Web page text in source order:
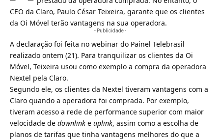
CEO da Claro, Paulo César Teixeira, garante que os clientes
da Oi Móvel terão vantagens na sua operadora.
- Publicidade -
A declaração foi feita no webinar do Painel Telebrasil
realizado ontem (21). Para tranquilizar os clientes da Oi
Móvel, Teixeira usou como exemplo a compra da operadora
Nextel pela Claro.
Segundo ele, os clientes da Nextel tiveram vantagens com a
Claro quando a operadora foi comprada. Por exemplo,
tiveram acesso a rede de performance superior com maior
velocidade de downlink e uplink, assim como a escolha de
planos de tarifas que tinha vantagens melhores do que a